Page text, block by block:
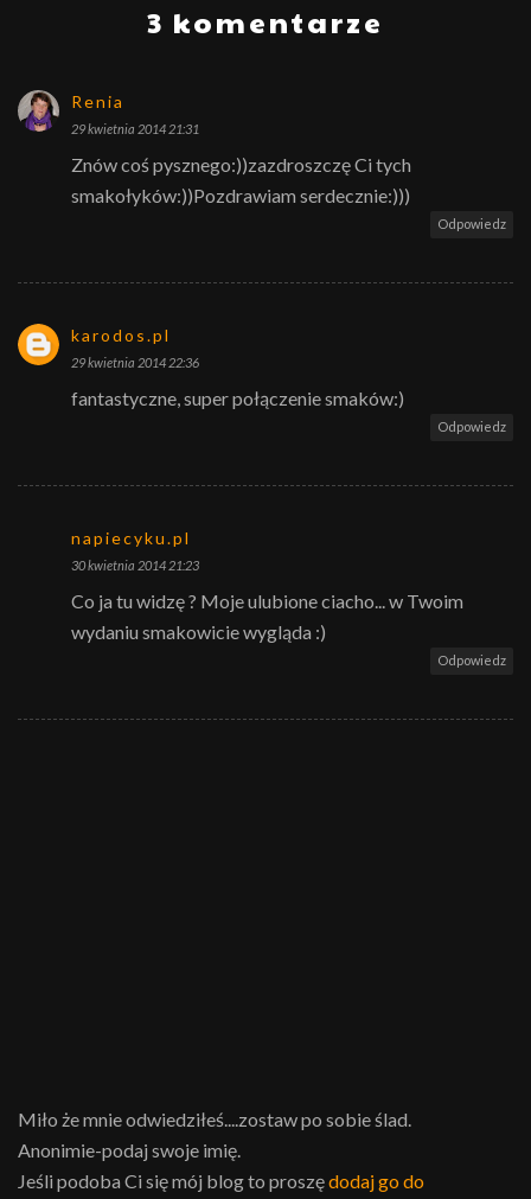
3 komentarze
Renia
29 kwietnia 2014 21:31
Znów coś pysznego:))zazdroszczę Ci tych
smakołyków:))Pozdrawiam serdecznie:)))
Odpowiedz
karodos.pl
29 kwietnia 2014 22:36
fantastyczne, super połączenie smaków:)
Odpowiedz
napiecyku.pl
30 kwietnia 2014 21:23
Co ja tu widzę ? Moje ulubione ciacho... w Twoim
wydaniu smakowicie wygląda :)
Odpowiedz
Miło że mnie odwiedziłeś....zostaw po sobie ślad.
Anonimie-podaj swoje imię.
Jeśli podoba Ci się mój blog to proszędodaj go do